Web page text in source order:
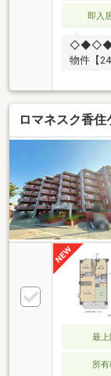
即入
物件【
ーン・
い？◎小
ペット
面バル
♪【教
校：徒
分◆ファ
ロマネスク香
最上
所有